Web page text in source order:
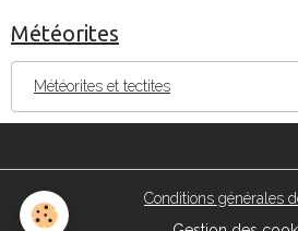
Météorites
Météorites et tectites
Conditions générales